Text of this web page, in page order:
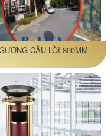
CẦU LỒI 800MM